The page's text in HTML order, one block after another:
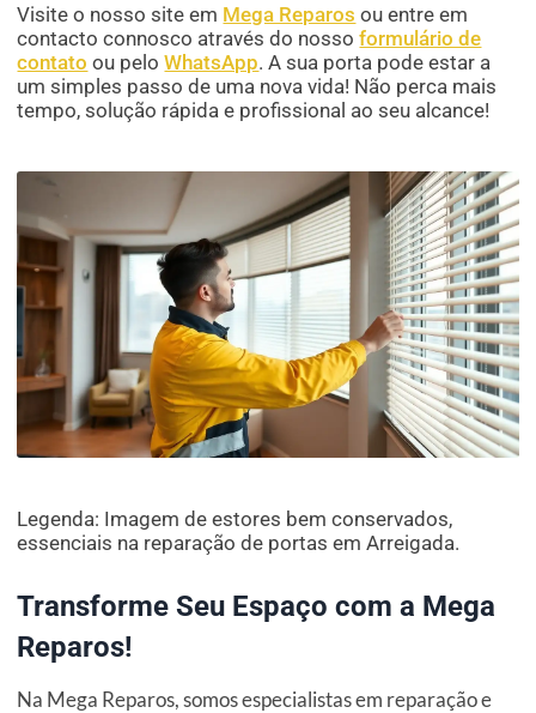
Visite o nosso site em Mega Reparos ou entre em
contacto connosco através do nossoformulário de
contato ou peloWhatsApp. A sua porta pode estar a
um simples passo de uma nova vida! Não perca mais
tempo, solução rápida e profissional ao seu alcance!
Legenda: Imagem de estores bem conservados,
essenciais na reparação de portas em Arreigada.
Transforme Seu Espaço com a Mega
Reparos!
Na Mega Reparos, somos especialistas em reparação e